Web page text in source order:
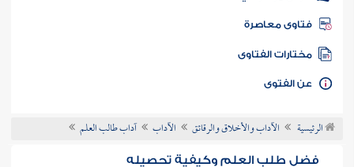
عرض موضوعي
فتاوى معاصرة
مختارات الفتاوى
الفتوى
الرئيسية الآداب والأخلاق والرقائق الآداب آداب طالب العلم
فضل طلب العلم وكيفية تحصيله